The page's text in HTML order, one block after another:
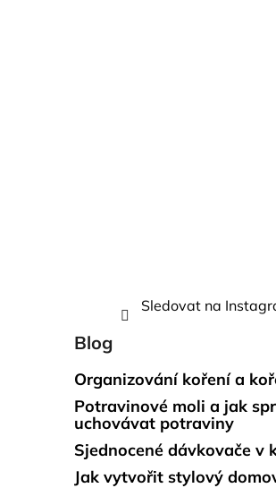
Sledovat na
Blog
Organizování koření a
Potravinové moli a jak
uchovávat potraviny
Sjednocené dávkovače v
Jak vytvořit stylový